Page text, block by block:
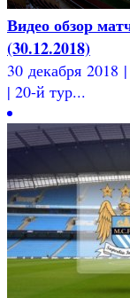
Видео обзор
(30.12.2018)
30 декабря
| 20-й тур...